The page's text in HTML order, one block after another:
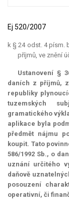
Ej 520/2007
k § 24 odst. 4 písm.
příjmů, ve znění
Ustanovení §
daních z příjmů,
republiky
tuzemských
gramatického
aplikace byla
předmět nájmu
koupit. Tato
586/1992 Sb., o
uznání určitého
daňově
posouzení
operativní, či